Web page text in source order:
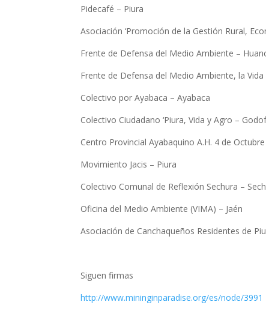
Pidecafé – Piura
Asociación ‘Promoción de la Gestión Rural,
Frente de Defensa del Medio Ambiente –
Frente de Defensa del Medio Ambiente, la Vida
Colectivo por Ayabaca – Ayabaca
Colectivo Ciudadano ‘Piura, Vida y Agro –
Centro Provincial Ayabaquino A.H. 4 de
Movimiento Jacis – Piura
Colectivo Comunal de Reflexión Sechura –
Oficina del Medio Ambiente (VIMA) – Jaén
Asociación de Canchaqueños Residentes de
Siguen firmas
http://www.mininginparadise.org/es/node/3991